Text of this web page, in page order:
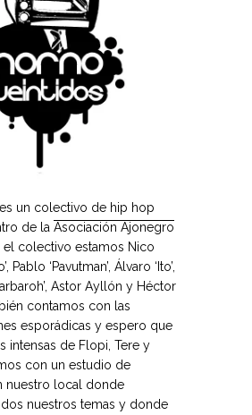
un colectivo de hip hop
de la Asociación Ajonegro
el colectivo estamos Nico
Pablo ‘Pavutman’, Álvaro ‘Ito’,
Astor Ayllón y Héctor
contamos con las
esporádicas y espero que
intensas de Flopi, Tere y
con un estudio de
nuestro local donde
nuestros temas y donde